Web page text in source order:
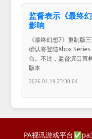
监督表示《最终
影响
《最终幻想7》重制版
确认将登陆Xbox
台。不过，监督滨口直
版本
2026-01-19 23:30:04
PA视讯游戏平台